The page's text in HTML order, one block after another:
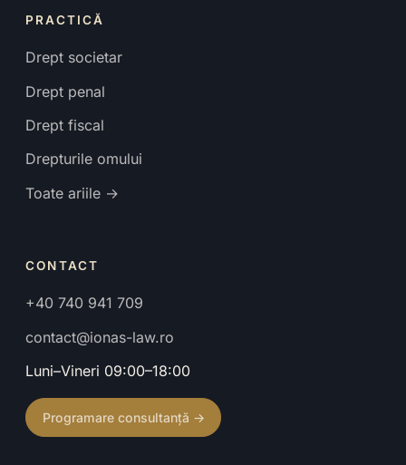
PRACTICĂ
Drept societar
Drept penal
Drept fiscal
Drepturile omului
Toate ariile →
CONTACT
+40 740 941 709
contact@ionas-law.ro
Luni–Vineri 09:00–18:00
Programare consultanță →